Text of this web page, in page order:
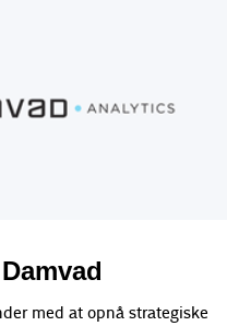
Damvad
med at opnå strategiske